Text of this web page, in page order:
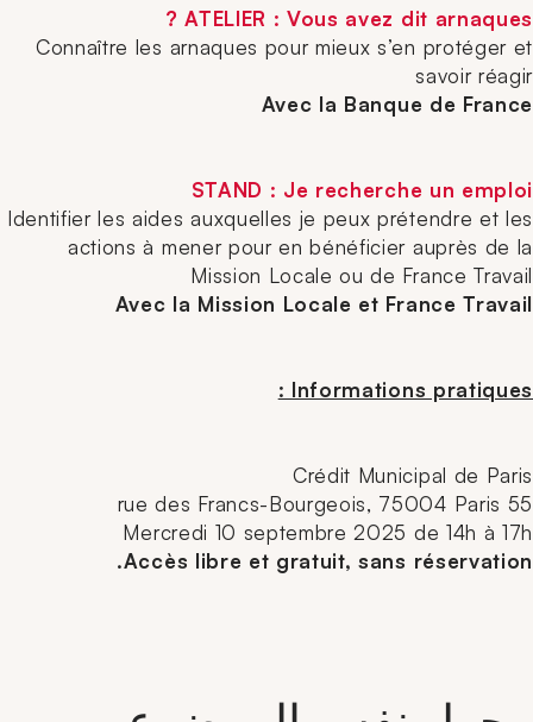
ATELIER : Vous avez dit arnaques ?
Connaître les arnaques pour mieux s’en protéger et
savoir réagir
Avec la Banque de France
STAND : Je recherche un emploi
Identifier les aides auxquelles je peux prétendre et les
actions à mener pour en bénéficier auprès de la
Mission Locale ou de France Travail
Avec la Mission Locale et France Travail
Informations pratiques :
Crédit Municipal de Paris
55 rue des Francs-Bourgeois, 75004 Paris
Mercredi 10 septembre 2025 de 14h à 17h
Accès libre et gratuit, sans réservation.